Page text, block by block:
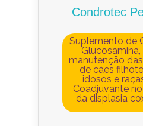
Condrotec
Suplemento de
Glucosamina,
manutenção
de cães
idosos e
Coadjuvante
da displasia